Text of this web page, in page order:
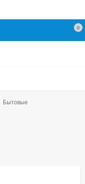
0
Бытовые